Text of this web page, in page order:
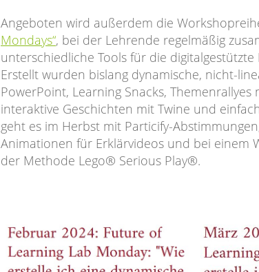
Angeboten wird außerdem die
Mondays“, bei der Lehrende regelmäßig
unterschiedliche Tools für die
Erstellt wurden bislang dynamische, nicht-
PowerPoint, Learning Snacks, Themenrallyes
interaktive Geschichten mit Twine und
geht es im Herbst mit Particify-
Animationen für Erklärvideos und bei einem
der Methode Lego® Serious Play®.